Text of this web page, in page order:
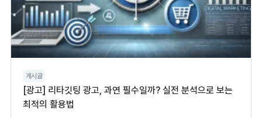
게시글
[광고] 리타깃팅 광고, 과연 필수일까? 실전 분석으로 보는
최적의 활용법